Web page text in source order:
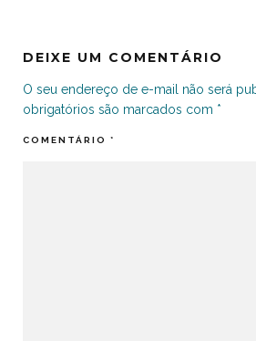
DEIXE UM COMENTÁRIO
O seu endereço de e-mail não será
obrigatórios são marcados com *
COMENTÁRIO *